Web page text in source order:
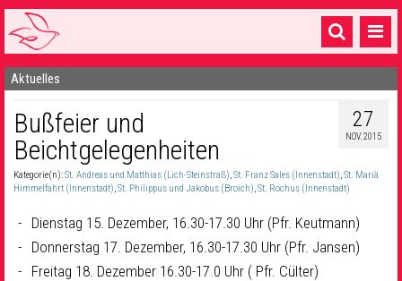
Startseite
1 Pfarrei
16 Gemeinden & mehr
Gottesdienste & Sinnsuche
Sakramente & Feste
Gemeinschaft & Soziales
Aktuelles
27
NOV. 2015
Bußfeier und
Beichtgelegenheiten
Kategorie(n):St. Andreas und Matthias (Lich-Steinstraß),St. Franz Sales (Innenstadt),St. Mariä
Himmelfahrt (Innenstadt),St. Philippus und Jakobus (Broich),St. Rochus (Innenstadt)
Dienstag 15. Dezember, 16.30-17.30 Uhr (Pfr. Keutmann)
Donnerstag 17. Dezember, 16.30-17.30 Uhr (Pfr. Jansen)
Freitag 18. Dezember 16.30-17.0 Uhr ( Pfr. Cülter)